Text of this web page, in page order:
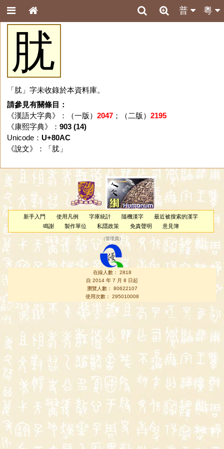
粵
普
肬
「肬」字未收錄於本資料庫。
請參見有關條目：
《漢語大字典》：（一版） 2047；（二版） 2195
《康熙字典》： 903 (14)
Unicode： U+80AC
《說文》：「 肬」
新手入門 使用凡例 字庫統計 隨機漢字
最近被搜索的漢字
鳴謝
製作單位 私隱政策 免責聲明 意見簿
（管理員 ）
在線人數： 2818
自 2014 年 7 月 8 日起
瀏覽人數： 80622107
使用次數： 295010008